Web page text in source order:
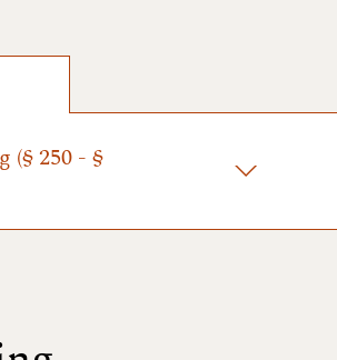
1-30/6 2025)
7- 31/12
9 - 31/12
250 - §